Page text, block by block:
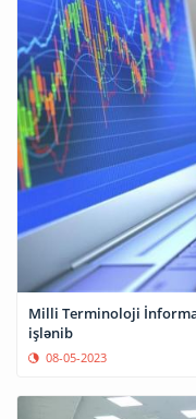
Milli Terminoloji
işlənib
08-05-2023